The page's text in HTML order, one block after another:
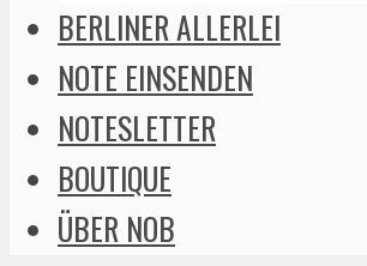
BERLINER ALLERLEI
NOTE EINSENDEN
NOTESLETTER
BOUTIQUE
ÜBER NOB